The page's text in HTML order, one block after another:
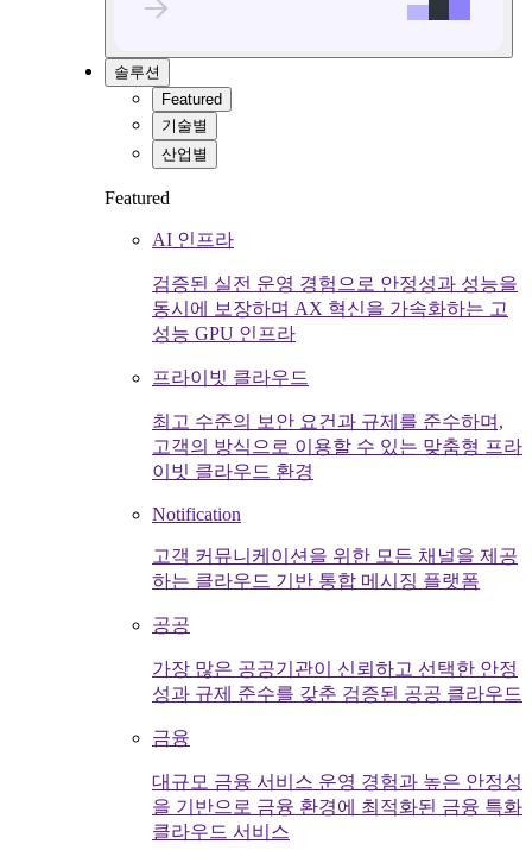
솔루션
Featured
기술별
산업별
Featured
AI 인프라
검증된 실전 운영 경험으로 안정성과 성능을
동시에 보장하며 AX 혁신을 가속화하는 고
성능 GPU 인프라
프라이빗 클라우드
최고 수준의 보안 요건과 규제를 준수하며,
고객의 방식으로 이용할 수 있는 맞춤형 프라
이빗 클라우드 환경
Notification
고객 커뮤니케이션을 위한 모든 채널을 제공
하는 클라우드 기반 통합 메시징 플랫폼
공공
가장 많은 공공기관이 신뢰하고 선택한 안정
성과 규제 준수를 갖춘 검증된 공공 클라우드
금융
대규모 금융 서비스 운영 경험과 높은 안정성
을 기반으로 금융 환경에 최적화된 금융 특화
클라우드 서비스